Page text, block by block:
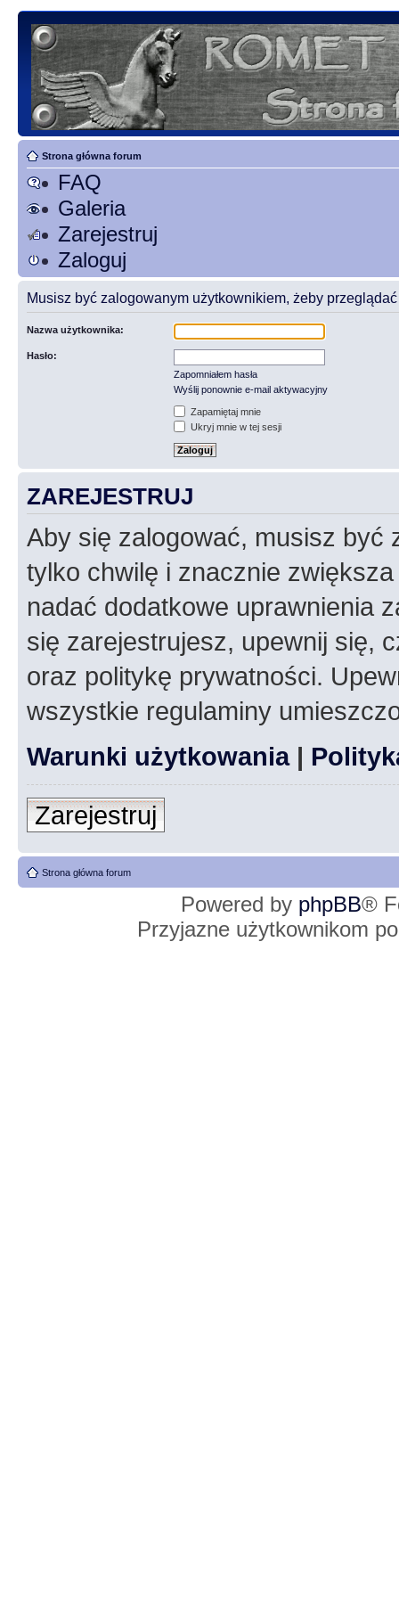
Strona główna forum
FAQ
Galeria
Zarejestruj
Zaloguj
Musisz być zalogowanym użytkownikiem, żeby przeglądać
Nazwa użytkownika:
Hasło:
Zapomniałem hasła
Wyślij ponownie e-mail aktywacyjny
Zapamiętaj mnie
Ukryj mnie w tej sesji
ZAREJESTRUJ
Aby się zalogować, musisz być
tylko chwilę i znacznie
nadać dodatkowe uprawnienia
się zarejestrujesz, upewnij się,
oraz politykę prywatności.
wszystkie regulaminy
Warunki użytkowania|
Zarejestruj
Strona główna forum
Powered by phpBB®
Przyjazne użytkownikom